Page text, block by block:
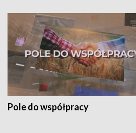
Pole do współpracy